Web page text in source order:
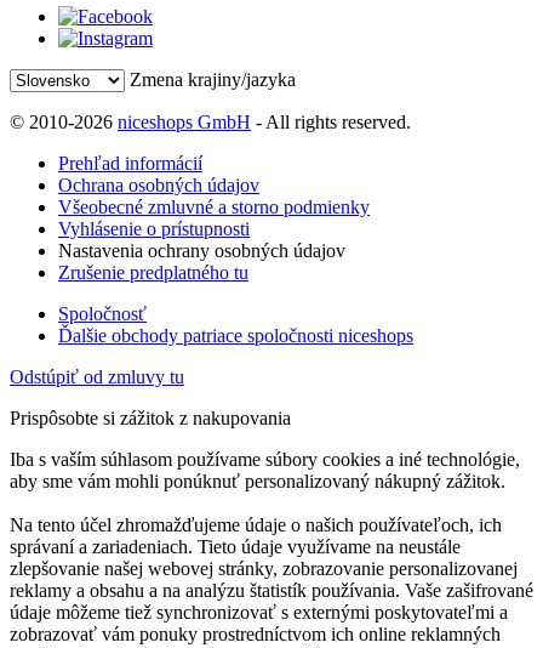
Zmena krajiny/jazyka
© 2010-2026 niceshops GmbH - All rights reserved.
Prehľad informácií
Ochrana osobných údajov
Všeobecné zmluvné a storno podmienky
Vyhlásenie o prístupnosti
Nastavenia ochrany osobných údajov
Zrušenie predplatného tu
Spoločnosť
Ďalšie obchody patriace spoločnosti niceshops
Odstúpiť od zmluvy tu
Prispôsobte si zážitok z nakupovania
Iba s vaším súhlasom používame súbory cookies a iné technológie,
aby sme vám mohli ponúknuť personalizovaný nákupný zážitok.
Na tento účel zhromažďujeme údaje o našich používateľoch, ich
správaní a zariadeniach. Tieto údaje využívame na neustále
zlepšovanie našej webovej stránky, zobrazovanie personalizovanej
reklamy a obsahu a na analýzu štatistík používania. Vaše zašifrované
údaje môžeme tiež synchronizovať s externými poskytovateľmi a
zobrazovať vám ponuky prostredníctvom ich online reklamných